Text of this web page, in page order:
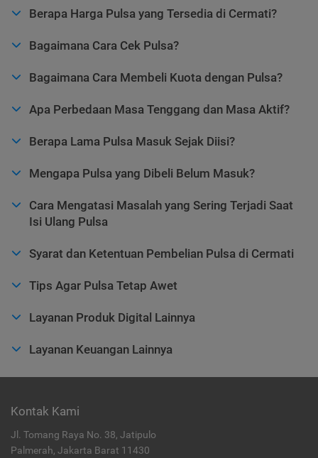
Berapa Harga Pulsa yang Tersedia di Cermati?
Bagaimana Cara Cek Pulsa?
Bagaimana Cara Membeli Kuota dengan Pulsa?
Apa Perbedaan Masa Tenggang dan Masa Aktif?
Berapa Lama Pulsa Masuk Sejak Diisi?
Mengapa Pulsa yang Dibeli Belum Masuk?
Cara Mengatasi Masalah yang Sering Terjadi Saat
Isi Ulang Pulsa
Syarat dan Ketentuan Pembelian Pulsa di Cermati
Tips Agar Pulsa Tetap Awet
Layanan Produk Digital Lainnya
Layanan Keuangan Lainnya
Kontak Kami
Jl. Tomang Raya No. 38, Jatipulo
Palmerah, Jakarta Barat 11430